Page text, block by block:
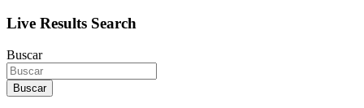
Live Results Search
Buscar
Buscar